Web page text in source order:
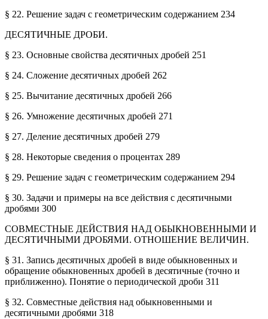
§ 22. Решение задач с геометрическим содержанием 234
ДЕСЯТИЧНЫЕ ДРОБИ.
§ 23. Основные свойства десятичных дробей 251
§ 24. Сложение десятичных дробей 262
§ 25. Вычитание десятичных дробей 266
§ 26. Умножение десятичных дробей 271
§ 27. Деление десятичных дробей 279
§ 28. Некоторые сведения о процентах 289
§ 29. Решение задач с геометрическим содержанием 294
§ 30. Задачи и примеры на все действия с десятичными
дробями 300
СОВМЕСТНЫЕ ДЕЙСТВИЯ НАД ОБЫКНОВЕННЫМИ И
ДЕСЯТИЧНЫМИ ДРОБЯМИ. ОТНОШЕНИЕ ВЕЛИЧИН.
§ 31. Запись десятичных дробей в виде обыкновенных и
обращение обыкновенных дробей в десятичные (точно и
приближенно). Понятие о периодической дроби 311
§ 32. Совместные действия над обыкновенными и
десятичными дробями 318